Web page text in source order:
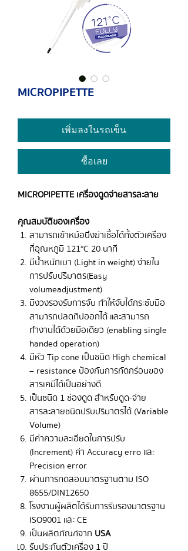
MICROPIPETTE
เพิ่มลงในรถเข็น
ซื้อเลย
MICROPIPETTE เครื่องดูดจ่ายสารละลาย
คุณสมบัติของเครื่อง
สามารถเข้าหม้อนึ่งฆ่าเชื้อได้ทั้งตัวเครื่อง
ที่อุณหภูมิ 121°C 20 นาที
มีน้ำหนักเบา (Light in weight) ง่ายใน
การปรับปริมาตร (Easy
volume adjustment)
มีงวงรองรับการจับ ทำให้จับได้กระชับมือ
สามารถปลดทิปออกได้ และสามารถ
ทำงานได้ด้วยมือเดียว (enabling single
handed operation)
มีหัว Tip cone เป็นชนิด High chemical
– resistance ป้องกันการกัดกร่อนของ
สารเคมีได้เป็นอย่างดี
เป็นชนิด 1 ช่องดูด สำหรับดูด-จ่าย
สารละลายชนิดปรับปริมาตรได้ (Variable
Volume)
มีค่าความละเอียดในการปรับ
(Increment) ค่า Accuracy erro และ
Precision error
ผ่านการทดสอบมาตรฐานตาม ISO
8655/DIN12650
โรงงานผู้ผลิตได้รับการรับรองมาตรฐาน
ISO9001 และ CE
เป็นผลิตภัณฑ์จาก USA
รับประกันตัวเครื่อง 1 ปี